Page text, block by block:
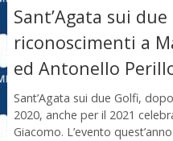
Sant’Agata sui
riconoscimenti a
ed Antonello
Sant’Agata sui due Golfi,
2020, anche per il 2021
Giacomo. L’evento